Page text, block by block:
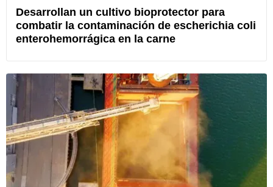
Desarrollan un cultivo bioprotector para
combatir la contaminación de escherichia coli
enterohemorrágica en la carne